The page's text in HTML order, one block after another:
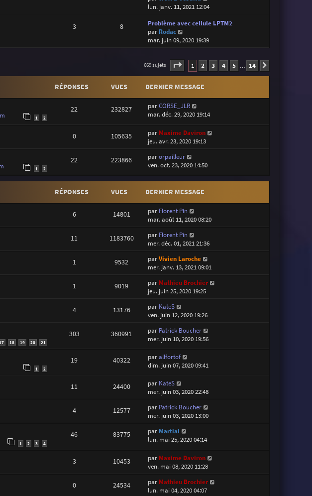
o
r
e
n
r
e
s
lun. janv. 11, 2021 12:04
3 8
Problème avec cellule LPTM2
par Rodac
o
e
e
r
n
i
r
m
s
s
g
e
mar. juin 09, 2020 19:39
669 sujets Page 1sur14
1 2 3 4 5 … 14
RÉPONSES VUES DERNIER MESSAGE
1 2
22 232827 parCORSE_JLR
mar. déc. 29, 2020 19:14
0 105635 par Maxime Daviron
jeu. avr. 23, 2020 19:13
1 2
22 223866 parorpailleur
ven. oct. 23, 2020 14:50
RÉPONSES VUES DERNIER MESSAGE
6 14801 par Florent Pin
mar. août 11, 2020 08:20
11 1183760 par Florent Pin
mer. déc. 01, 2021 21:36
1 9532 parVivien Laroche
mer. janv. 13, 2021 09:01
1 9019 par Mathieu Brochier
jeu. juin 25, 2020 19:25
4 13176 par KateS
ven. juin 12, 2020 19:26
18 19 20 21
303 360991 par Patrick Boucher
mer. juin 10, 2020 19:56
1 2
19 40322 parallfortof
dim. juin 07, 2020 09:41
11 24400 par KateS
mer. juin 03, 2020 22:48
4 12577 par Patrick Boucher
mer. juin 03, 2020 13:00
1 2 3 4
46 83775 par Martial
lun. mai 25, 2020 04:14
3 10453 par Maxime Daviron
ven. mai 08, 2020 11:28
0 24534 par Mathieu Brochier
lun. mai 04, 2020 04:07